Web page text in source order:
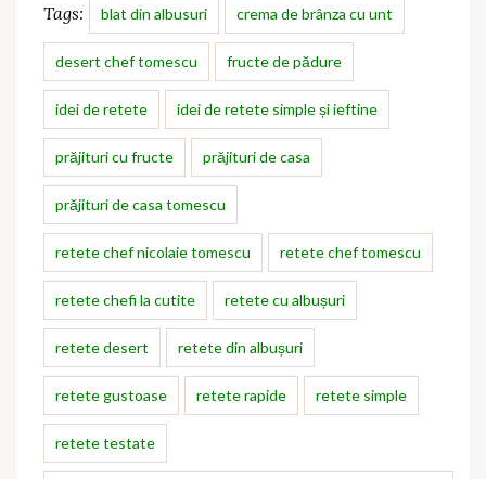
Tags: blat din albusuri crema de brânza cu unt
desert chef tomescu fructe de pădure
idei de retete idei de retete simple și ieftine
prăjituri cu fructe prăjituri de casa
prăjituri de casa tomescu
retete chef nicolaie tomescu retete chef tomescu
retete chefi la cutite retete cu albușuri
retete desert retete din albușuri
retete gustoase retete rapide retete simple
retete testate